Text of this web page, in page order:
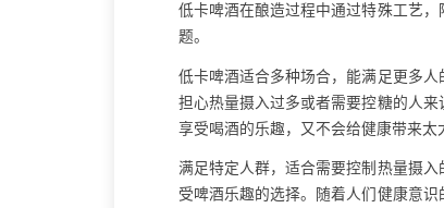
低卡啤酒在酿造过程中通过特殊工艺
题。
低卡啤酒适合多种场合，能满足更多
担心热量摄入过多或者需要控糖的人
享受喝酒的乐趣，又不会给健康带来太
满足特定人群，适合需要控制热量摄
受啤酒乐趣的选择。随着人们健康意